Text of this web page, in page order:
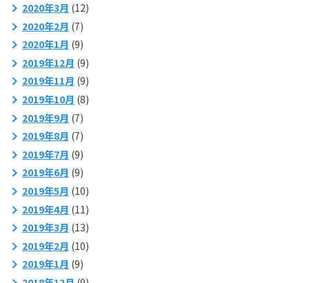
2020年3月 (12)
2020年2月 (7)
2020年1月 (9)
2019年12月 (9)
2019年11月 (9)
2019年10月 (8)
2019年9月 (7)
2019年8月 (7)
2019年7月 (9)
2019年6月 (9)
2019年5月 (10)
2019年4月 (11)
2019年3月 (13)
2019年2月 (10)
2019年1月 (9)